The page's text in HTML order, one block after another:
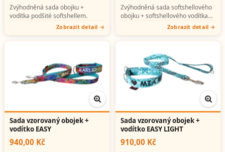
Zvýhodněná sada obojku +
vodítka podšité softshellem.
Zobrazit detail
Zvýhodněná sada softshellového
obojku + softshellového vodítka
(možno s potiskem).Zobrazit detail
Sada vzorovaný obojek +
vodítko EASY
940,00 Kč
Sada vzorovaný obojek +
vodítko EASY LIGHT
910,00 Kč